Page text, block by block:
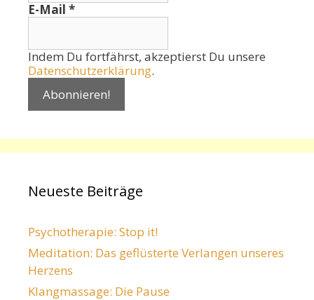
E-Mail *
Indem Du fortfährst, akzeptierst Du unsere
Datenschutzerklärung.
Neueste Beiträge
Psychotherapie: Stop it!
Meditation: Das geflüsterte Verlangen unseres
Herzens
Klangmassage: Die Pause